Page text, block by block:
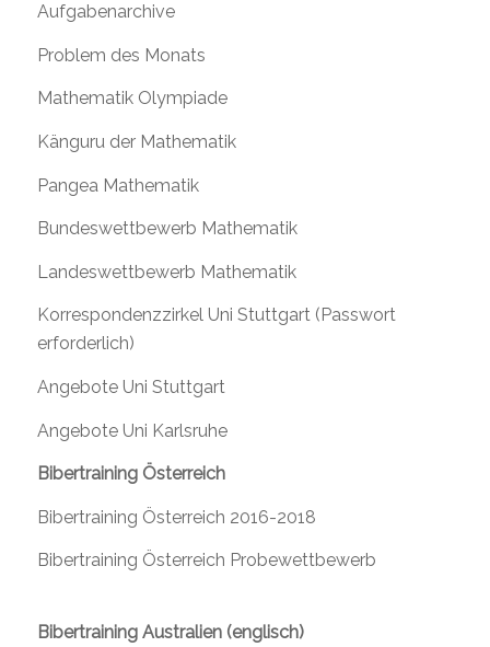
Aufgabenarchive
Problem des Monats
Mathematik Olympiade
Känguru der Mathematik
Pangea Mathematik
Bundeswettbewerb Mathematik
Landeswettbewerb Mathematik
Korrespondenzzirkel Uni Stuttgart (Passwort
erforderlich)
Angebote Uni Stuttgart
Angebote Uni Karlsruhe
Bibertraining Österreich
Bibertraining Österreich 2016-2018
Bibertraining Österreich Probewettbewerb
Bibertraining Australien (englisch)